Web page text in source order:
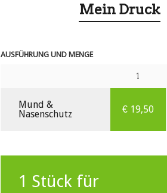
Mein Druck
AUSFÜHRUNG UND MENGE
1
Mund &
Nasenschutz
€19,50
1 Stück für